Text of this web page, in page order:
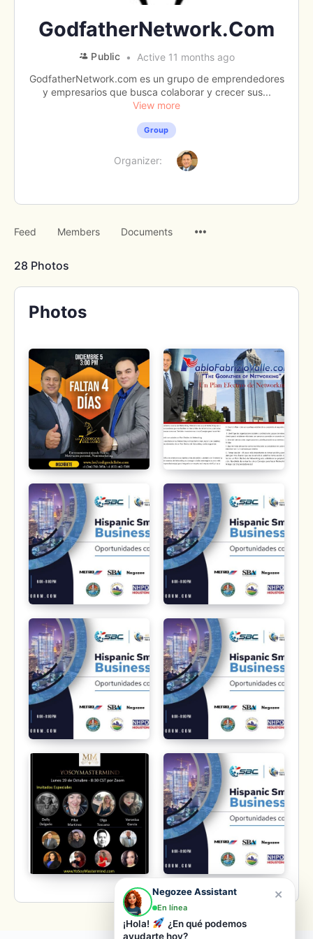
GodfatherNetwork.Com
Public
Active 11 months ago
GodfatherNetwork.com es un grupo de emprendedores
y empresarios que busca colaborar y crecer sus...
View more
Group
Organizer:
Feed Members Documents
28 Photos
Photos
×
Negozee Assistant
En línea
¡Hola!
¿En qué podemos
ayudarte hoy?